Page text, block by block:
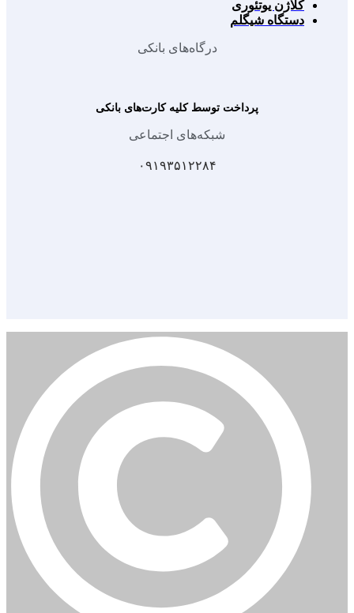
کلاژن یوتئوری
دستگاه شیگلم
درگاه‌های بانکی
پرداخت توسط کلیه کارت‌های بانکی
شبکه‌های اجتماعی
۰۹۱۹۳۵۱۲۲۸۴